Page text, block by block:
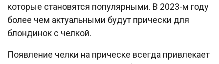
которые становятся популярными. В 2023-м году
более чем актуальными будут прически для
блондинок с челкой.
Появление челки на прическе всегда привлекает